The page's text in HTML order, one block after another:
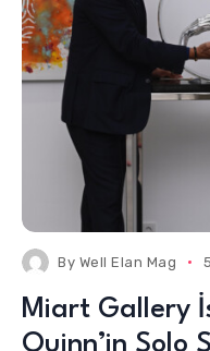
By Well Elan Mag
Miart Gallery
Quinn’in Solo